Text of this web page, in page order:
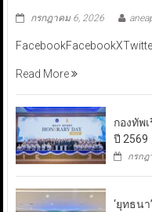
กรกฎาคม 6, 2026
Read More
กองทัพ
ปี 2569
กรกฎ
‘ยุทธน